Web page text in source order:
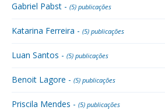
Gabriel Pabst - (5) publicações
Katarina Ferreira - (5) publicações
Luan Santos - (5) publicações
Benoit Lagore - (5) publicações
Priscila Mendes - (5) publicações